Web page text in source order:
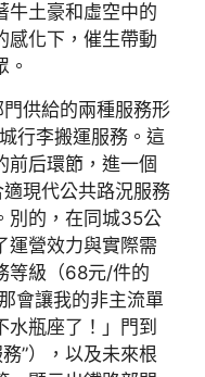
牛土豪和虛空中的
感化下，催生帶動
門供給的兩種服務形
行李搬運服務。這
前后環節，進一個
適現代公共路況服務
別的，在同城35公
運營效力與實際需
等級（68元/件的
會讓我的非主流單
瓶座了！」門到
”），以及未來根